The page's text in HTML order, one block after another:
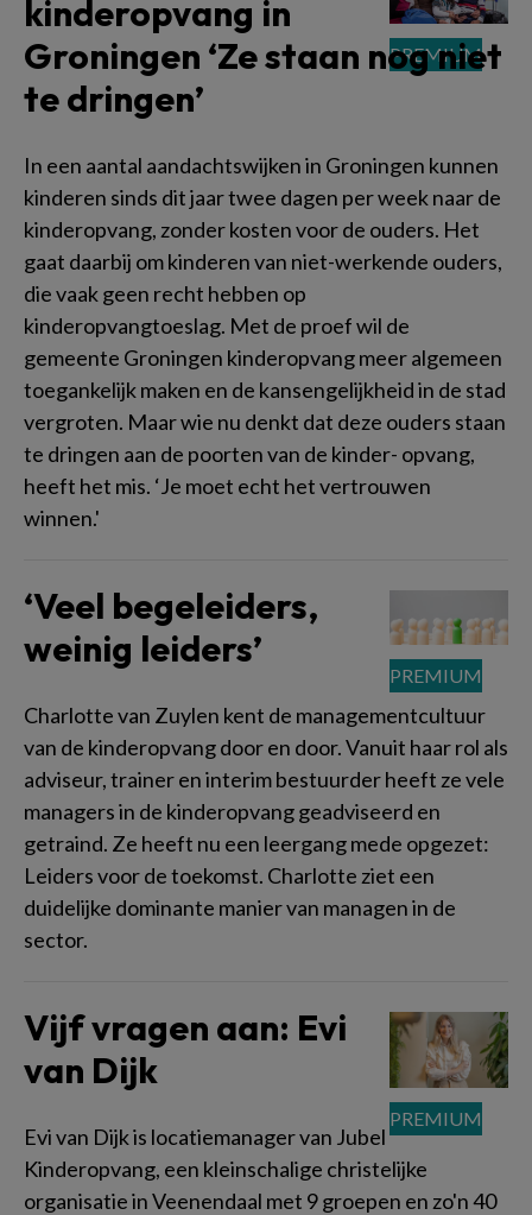
kinderopvang in
Groningen ‘Ze staan nog niet
te dringen’
In een aantal aandachtswijken in Groningen kunnen
kinderen sinds dit jaar twee dagen per week naar de
kinderopvang, zonder kosten voor de ouders. Het
gaat daarbij om kinderen van niet-werkende ouders,
die vaak geen recht hebben op
kinderopvangtoeslag. Met de proef wil de
gemeente Groningen kinderopvang meer algemeen
toegankelijk maken en de kansengelijkheid in de stad
vergroten. Maar wie nu denkt dat deze ouders staan
te dringen aan de poorten van de kinder- opvang,
heeft het mis. ‘Je moet echt het vertrouwen
winnen.'
‘Veel begeleiders,
weinig leiders’
Charlotte van Zuylen kent de managementcultuur
van de kinderopvang door en door. Vanuit haar rol als
adviseur, trainer en interim bestuurder heeft ze vele
managers in de kinderopvang geadviseerd en
getraind. Ze heeft nu een leergang mede opgezet:
Leiders voor de toekomst. Charlotte ziet een
duidelijke dominante manier van managen in de
sector.
Vijf vragen aan: Evi
van Dijk
Evi van Dijk is locatiemanager van Jubel
Kinderopvang, een kleinschalige christelijke
organisatie in Veenendaal met 9 groepen en zo'n 40